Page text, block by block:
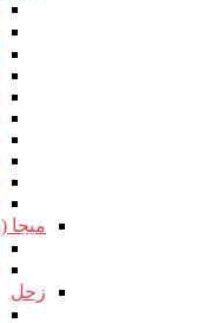
ميجا CD (ALL)
زحل